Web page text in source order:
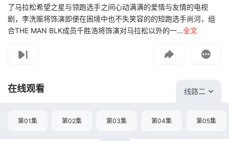
了马拉松希望之星与领跑选手之间心动满满的爱情与友情的电视
剧，李洗赈将饰演即便在困境中也不失笑容的的短跑选手尚河，组
合THE MAN BLK成员千胜浩将饰演对马拉松以外的一...全文
如遇无法播放请提交给我们
在线观看 线路二
第01集 第02集 第03集 第04集 第05集